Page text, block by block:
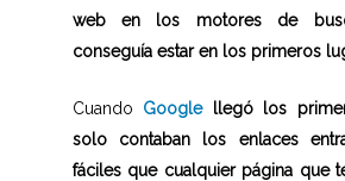
web en los motores de
conseguía estar en los primeros
Cuando Googlellegó los
solo contaban los enlaces
fáciles que cualquier página que